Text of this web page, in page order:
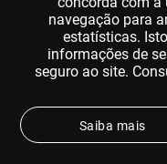
navegação para
estatísticas.
informações de
seguro ao site.
Saiba mais